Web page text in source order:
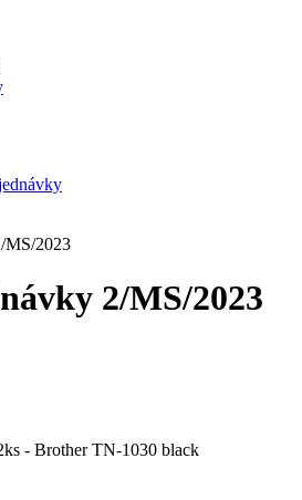
MS/2023
2/MS/2023
- Brother TN-1030 black